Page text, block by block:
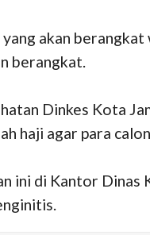
yang akan
berangkat.
Dinkes Kota
haji agar para
ini di Kantor